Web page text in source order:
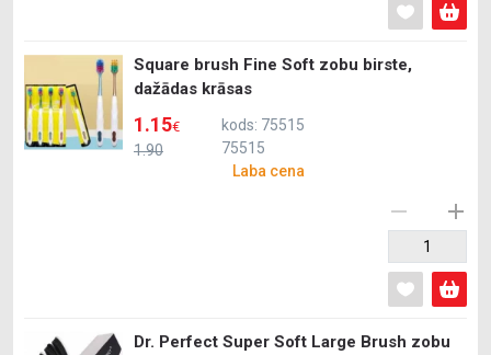
Square brush Fine Soft zobu birste,
dažādas krāsas
1.90
1.15€
kods: 75515
75515
Laba cena
Dr. Perfect Super Soft Large Brush zobu